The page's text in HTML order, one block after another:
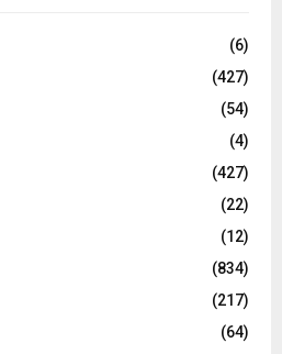
C
(6)
(427)
(54)
(4)
(427)
(22)
(12)
(834)
(217)
(64)